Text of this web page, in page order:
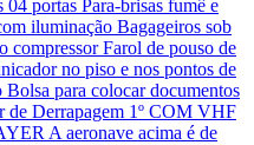
portas Para-brisas fumê e
iluminação Bagageiros sob
compressor Farol de pouso de
no piso e nos pontos de
para colocar documentos
de Derrapagem 1º COM VHF
A aeronave acima é de